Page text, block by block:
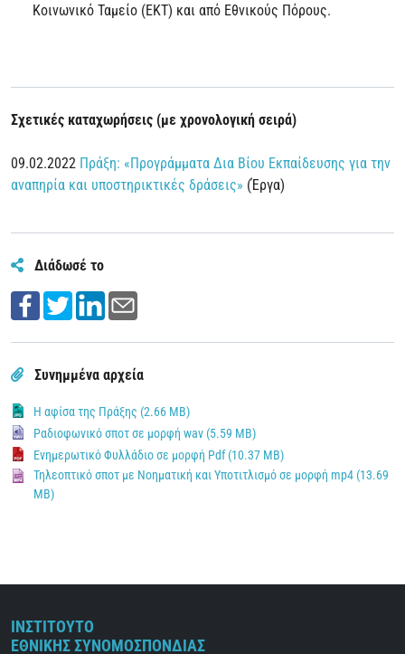
Κοινωνικό Ταμείο (ΕΚΤ) και από Εθνικούς Πόρους.
Σχετικές καταχωρήσεις (με χρονολογική σειρά)
09.02.2022 Πράξη: «Προγράμματα Δια Βίου Εκπαίδευσης για την
αναπηρία και υποστηρικτικές δράσεις» (Έργα)
Διάδωσέ το
Συνημμένα αρχεία
H αφίσα της Πράξης (2.66 MB)
Ραδιοφωνικό σποτ σε μορφή wav (5.59 MB)
Ενημερωτικό Φυλλάδιο σε μορφή Pdf (10.37 MB)
Τηλεοπτικό σποτ με Νοηματική και Υποτιτλισμό σε μορφή mp4 (13.69
MB)
ΙΝΣΤΙΤΟΥΤΟ
ΕΘΝΙΚΗΣ ΣΥΝΟΜΟΣΠΟΝΔΙΑΣ